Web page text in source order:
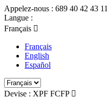
Appelez-nous : 689 40 42 43 11
Langue :
Français 
Français
English
Español
Devise : XPF FCFP 